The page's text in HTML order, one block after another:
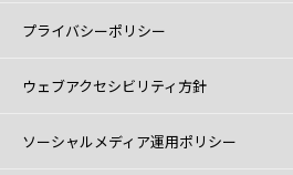
プライバシーポリシー
ウェブアクセシビリティ方針
ソーシャルメディア運用ポリシー